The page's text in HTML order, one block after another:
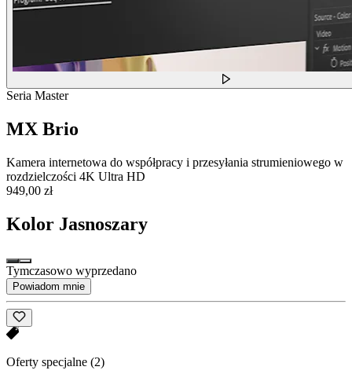
Seria Master
MX Brio
Kamera internetowa do współpracy i przesyłania strumieniowego w
rozdzielczości 4K Ultra HD
949,00 zł
Kolor Jasnoszary
Tymczasowo wyprzedano
Powiadom mnie
Oferty specjalne (2)